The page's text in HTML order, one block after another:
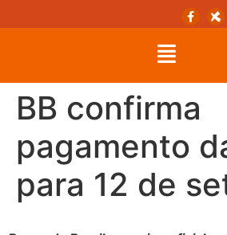
BB confirma
pagamento
para 12 de